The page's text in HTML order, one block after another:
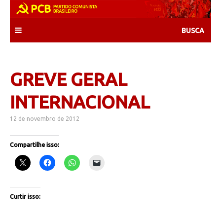
content
GREVE GERAL
INTERNACIONAL
12 de novembro de 2012
Compartilhe isso:
Curtir isso: